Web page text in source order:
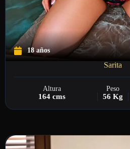
18 años
Sarita
Altura Peso
164 cms 56 Kg